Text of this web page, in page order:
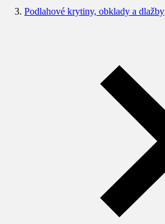
Podlahové krytiny, obklady a dlažby